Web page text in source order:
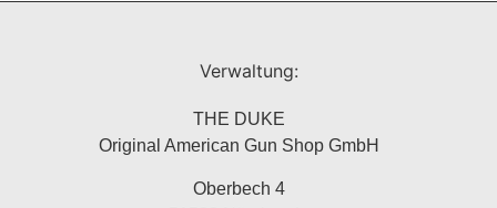
Verwaltung:
THE DUKE
Original American Gun Shop GmbH
Oberbech 4